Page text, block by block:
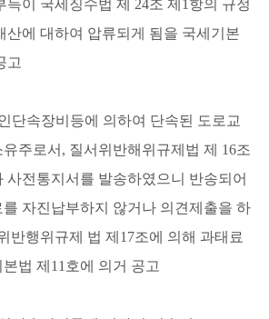
득이 국세징수법 제 24조 제1항의 규정
산에 대하여 압류되게 됨을 국세기본
고
단속장비등에 의하여 단속된 도로교
주로서, 질서위반해위규제법 제 16조
사전통지서를 발송하였으니 반송되어
자진납부하지 않거나 의견제출을 하
반행위규제 법 제17조에 의해 과태료
법 제11호에 의거 공고